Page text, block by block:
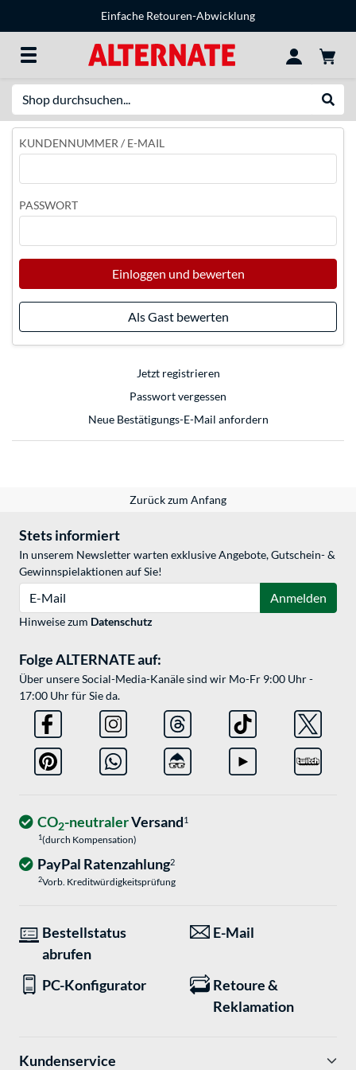
Einfache Retouren-Abwicklung
KUNDENNUMMER / E-MAIL
PASSWORT
Einloggen und bewerten
Als Gast bewerten
Jetzt registrieren
Passwort vergessen
Neue Bestätigungs-E-Mail anfordern
Zurück zum Anfang
Stets informiert
In unserem Newsletter warten exklusive Angebote, Gutschein- &
Gewinnspielaktionen auf Sie!
Anmelden
Hinweise zum Datenschutz
Folge ALTERNATE auf:
Über unsere Social-Media-Kanäle sind wir Mo-Fr 9:00 Uhr -
17:00 Uhr für Sie da.
CO2-neutralerVersand1
1(durch Kompensation)
PayPal Ratenzahlung2
2Vorb. Kreditwürdigkeitsprüfung
Bestellstatus
abrufen
E-Mail
PC-Konfigurator
Retoure &
Reklamation
Kundenservice